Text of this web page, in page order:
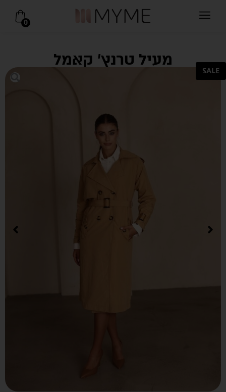
0
מעיל טרנץ’ קאמל
SALE